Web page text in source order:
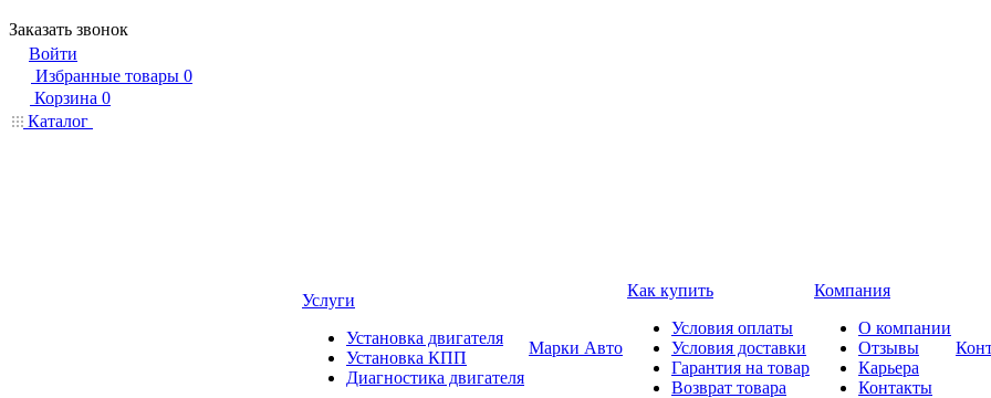
Заказать звонок
Войти
Избранные товары 0
Корзина 0
Каталог
Услуги
Установка двигателя
Установка КПП
Диагностика двигателя
Марки Авто
Как купить
Условия оплаты
Условия доставки
Гарантия на товар
Возврат товара
Компания
О компании
Отзывы
Карьера
Контакты